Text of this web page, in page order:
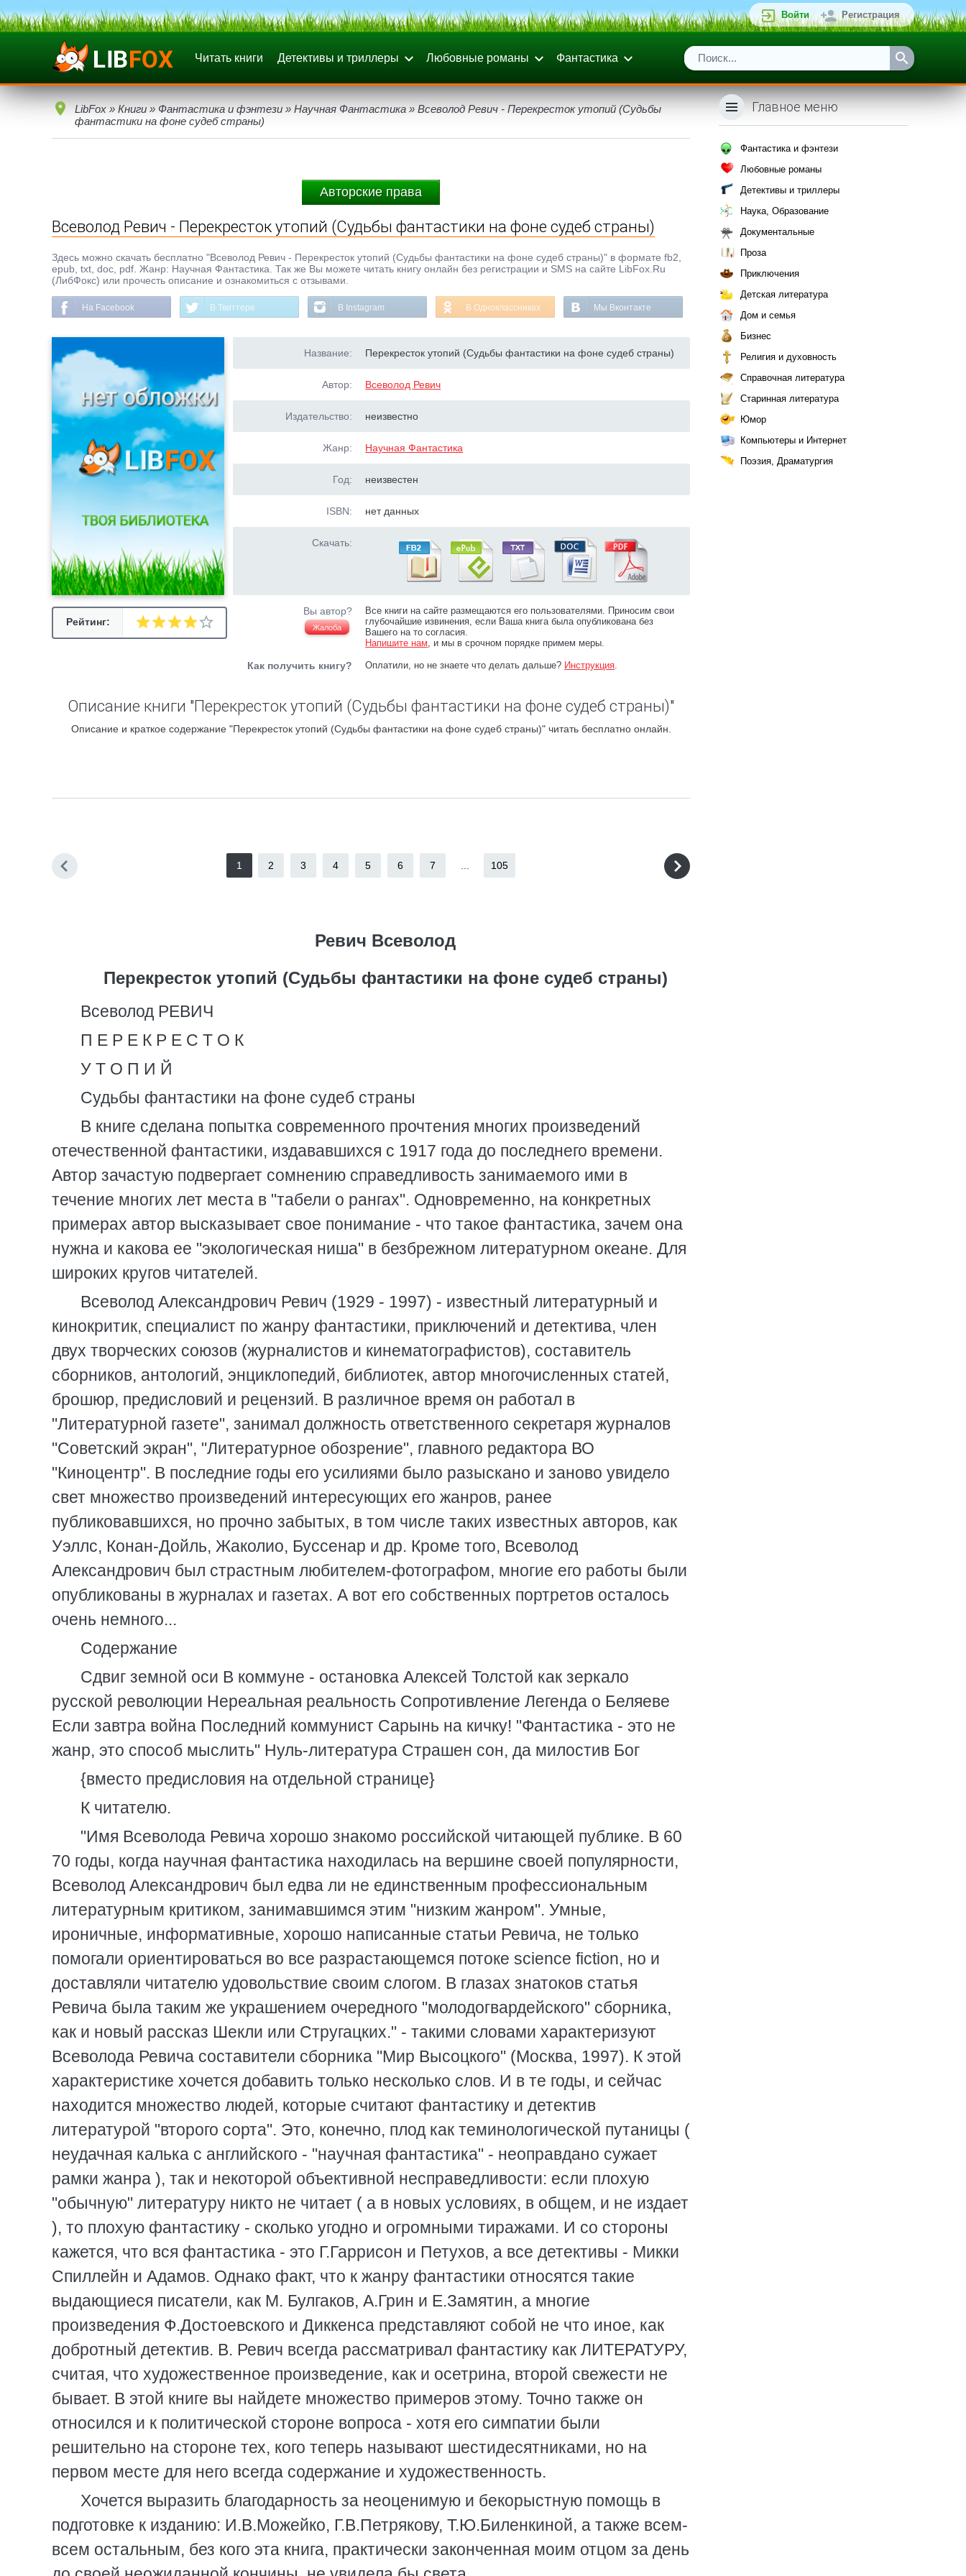
Войти Регистрация
Читать книги Детективы и триллеры Любовные романы Фантастика
LibFox » Книги » Фантастика и фэнтези » Научная Фантастика » Всеволод Ревич - Перекресток утопий (Судьбы
фантастики на фоне судеб страны)
Авторские права
Всеволод Ревич - Перекресток утопий (Судьбы фантастики на фоне судеб страны)
Здесь можно скачать бесплатно "Всеволод Ревич - Перекресток утопий (Судьбы фантастики на фоне судеб страны)" в формате fb2,
epub, txt, doc, pdf. Жанр: Научная Фантастика. Так же Вы можете читать книгу онлайн без регистрации и SMS на сайте LibFox.Ru
(ЛибФокс) или прочесть описание и ознакомиться с отзывами.
На Facebook В Твиттере В Instagram В Одноклассниках Мы Вконтакте
Рейтинг:
Название: Перекресток утопий (Судьбы фантастики на фоне судеб страны)
Автор: Всеволод Ревич
Издательство: неизвестно
Жанр: Научная Фантастика
Год: неизвестен
ISBN: нет данных
Скачать:
Вы автор?
Жалоба
Все книги на сайте размещаются его пользователями. Приносим свои
глубочайшие извинения, если Ваша книга была опубликована без
Вашего на то согласия.
Напишите нам, и мы в срочном порядке примем меры.
Как получить книгу? Оплатили, но не знаете что делать дальше? Инструкция.
Описание книги "Перекресток утопий (Судьбы фантастики на фоне судеб страны)"
Описание и краткое содержание "Перекресток утопий (Судьбы фантастики на фоне судеб страны)" читать бесплатно онлайн.
1 2 3 4 5 6 7 105
Ревич Всеволод
Перекресток утопий (Судьбы фантастики на фоне судеб страны)
Всеволод РЕВИЧ
П Е Р Е К Р Е С Т О К
У Т О П И Й
Судьбы фантастики на фоне судеб страны
В книге сделана попытка современного прочтения многих произведений
отечественной фантастики, издававшихся с 1917 года до последнего времени.
Автор зачастую подвергает сомнению справедливость занимаемого ими в
течение многих лет места в "табели о рангах". Одновременно, на конкретных
примерах автор высказывает свое понимание - что такое фантастика, зачем она
нужна и какова ее "экологическая ниша" в безбрежном литературном океане. Для
широких кругов читателей.
Всеволод Александрович Ревич (1929 - 1997) - известный литературный и
кинокритик, специалист по жанру фантастики, приключений и детектива, член
двух творческих союзов (журналистов и кинематографистов), составитель
сборников, антологий, энциклопедий, библиотек, автор многочисленных статей,
брошюр, предисловий и рецензий. В различное время он работал в
"Литературной газете", занимал должность ответственного секретаря журналов
"Советский экран", "Литературное обозрение", главного редактора ВО
"Киноцентр". В последние годы его усилиями было разыскано и заново увидело
свет множество произведений интересующих его жанров, ранее
публиковавшихся, но прочно забытых, в том числе таких известных авторов, как
Уэллс, Конан-Дойль, Жаколио, Буссенар и др. Кроме того, Всеволод
Александрович был страстным любителем-фотографом, многие его работы были
опубликованы в журналах и газетах. А вот его собственных портретов осталось
очень немного...
Содержание
Сдвиг земной оси В коммуне - остановка Алексей Толстой как зеркало
русской революции Нереальная реальность Сопротивление Легенда о Беляеве
Если завтра война Последний коммунист Сарынь на кичку! "Фантастика - это не
жанр, это способ мыслить" Нуль-литература Страшен сон, да милостив Бог
{вместо предисловия на отдельной странице}
К читателю.
"Имя Всеволода Ревича хорошо знакомо российской читающей публике. В 60
70 годы, когда научная фантастика находилась на вершине своей популярности,
Всеволод Александрович был едва ли не единственным профессиональным
литературным критиком, занимавшимся этим "низким жанром". Умные,
ироничные, информативные, хорошо написанные статьи Ревича, не только
помогали ориентироваться во все разрастающемся потоке science fiction, но и
доставляли читателю удовольствие своим слогом. В глазах знатоков статья
Ревича была таким же украшением очередного "молодогвардейского" сборника,
как и новый рассказ Шекли или Стругацких." - такими словами характеризуют
Всеволода Ревича составители сборника "Мир Высоцкого" (Москва, 1997). К этой
характеристике хочется добавить только несколько слов. И в те годы, и сейчас
находится множество людей, которые считают фантастику и детектив
литературой "второго сорта". Это, конечно, плод как теминологической путаницы (
неудачная калька с английского - "научная фантастика" - неоправдано сужает
рамки жанра ), так и некоторой объективной несправедливости: если плохую
"обычную" литературу никто не читает ( а в новых условиях, в общем, и не издает
), то плохую фантастику - сколько угодно и огромными тиражами. И со стороны
кажется, что вся фантастика - это Г.Гаррисон и Петухов, а все детективы - Микки
Спиллейн и Адамов. Однако факт, что к жанру фантастики относятся такие
выдающиеся писатели, как М. Булгаков, А.Грин и Е.Замятин, а многие
произведения Ф.Достоевского и Диккенса представляют собой не что иное, как
добротный детектив. В. Ревич всегда рассматривал фантастику как ЛИТЕРАТУРУ,
считая, что художественное произведение, как и осетрина, второй свежести не
бывает. В этой книге вы найдете множество примеров этому. Точно также он
относился и к политической стороне вопроса - хотя его симпатии были
решительно на стороне тех, кого теперь называют шестидесятниками, но на
первом месте для него всегда содержание и художественность.
Хочется выразить благодарность за неоценимую и бекорыстную помощь в
подготовке к изданию: И.В.Можейко, Г.В.Петрякову, Т.Ю.Биленкиной, а также всем-
всем остальным, без кого эта книга, практически законченная моим отцом за день
Главное меню
Фантастика и фэнтези
Любовные романы
Детективы и триллеры
Наука, Образование
Документальные
Проза
Приключения
Детская литература
Дом и семья
Бизнес
Религия и духовность
Справочная литература
Старинная литература
Юмор
Компьютеры и Интернет
Поэзия, Драматургия